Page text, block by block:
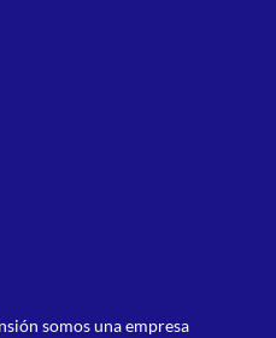
somos una empresa